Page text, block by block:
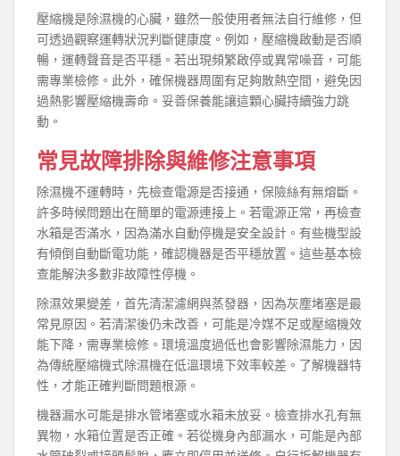
壓縮機是除濕機的心臟，雖然一般使用者無法自行維修，但
可透過觀察運轉狀況判斷健康度。例如，壓縮機啟動是否順
暢，運轉聲音是否平穩。若出現頻繁啟停或異常噪音，可能
需專業檢修。此外，確保機器周圍有足夠散熱空間，避免因
過熱影響壓縮機壽命。妥善保養能讓這顆心臟持續強力跳
動。
常見故障排除與維修注意事項
除濕機不運轉時，先檢查電源是否接通，保險絲有無熔斷。
許多時候問題出在簡單的電源連接上。若電源正常，再檢查
水箱是否滿水，因為滿水自動停機是安全設計。有些機型設
有傾倒自動斷電功能，確認機器是否平穩放置。這些基本檢
查能解決多數非故障性停機。
除濕效果變差，首先清潔濾網與蒸發器，因為灰塵堵塞是最
常見原因。若清潔後仍未改善，可能是冷媒不足或壓縮機效
能下降，需專業檢修。環境溫度過低也會影響除濕能力，因
為傳統壓縮機式除濕機在低溫環境下效率較差。了解機器特
性，才能正確判斷問題根源。
機器漏水可能是排水管堵塞或水箱未放妥。檢查排水孔有無
異物，水箱位置是否正確。若從機身內部漏水，可能是內部